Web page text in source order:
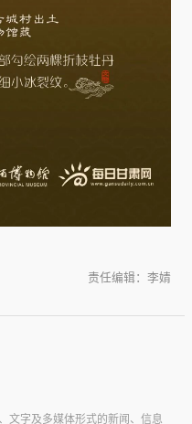
责任编辑：李婧
文字及多媒体形式的新闻、信息